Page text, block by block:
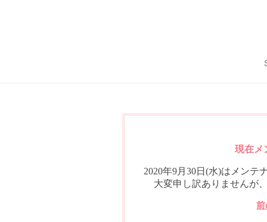
現在メ
2020年9月30日(水)はメンテ
大変申し訳ありませんが
前